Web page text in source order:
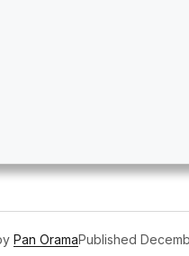
Pan OramaPublished